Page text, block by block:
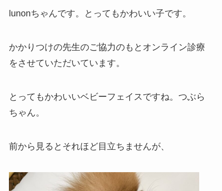
lunonちゃんです。とってもかわいい子です。
かかりつけの先生のご協力のもとオンライン診療
をさせていただいています。
とってもかわいいベビーフェイスですね。つぶら
ちゃん。
前から見るとそれほど目立ちませんが、